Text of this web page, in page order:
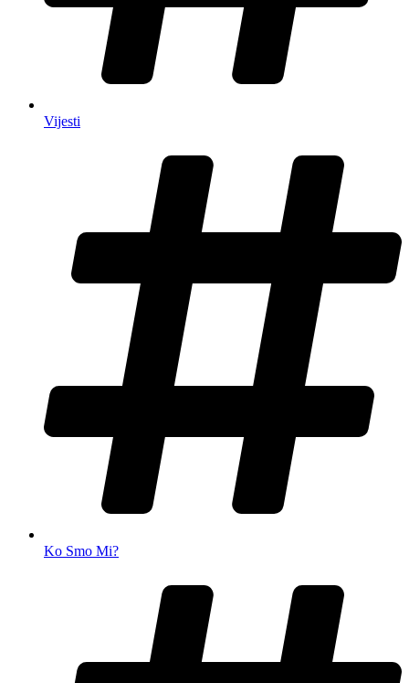
Vijesti
Ko Smo Mi?